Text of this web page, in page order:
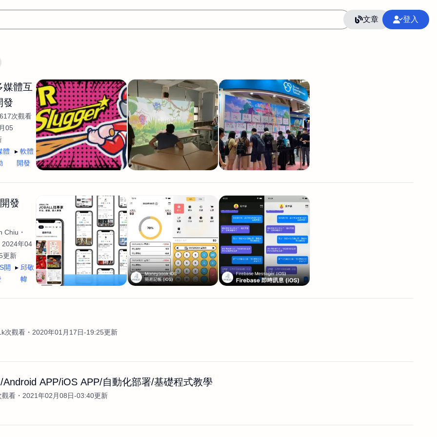
文章 登入
AI應用 AI 網頁設計 軟體開發 網站架設網頁製作 語言 整合行銷公關
平面設計師 AI影片製作 P圖改圖修圖 廣告操作 SEO CRM GoogleAnalytics
程式
商業攝影 廣告行銷服務 室內設計 網站開發 接案 照片後製修圖
WordPress網站架設與網站維護救援
生產設計 網頁製作 SCI醫學論文寫作投稿 Flutter
影像設計 視覺設計 自我介紹 業務外包 設計建模渲染 Solidworks 插畫
電商自媒體平面設計 長篇文案短 影片製作 設計 動畫製作 服務項目
媒體互
發
617次觀看
05
體
軟體
開發
發
Chiu
2024年04
更新
開
邱敬
幃
次觀看 2020年01月17日-19:25更新
Android APP/iOS APP/自動化部署/基礎程式教學
觀看 2021年02月08日-03:40更新